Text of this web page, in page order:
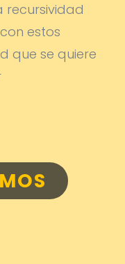
recursividad
estos
que se quiere